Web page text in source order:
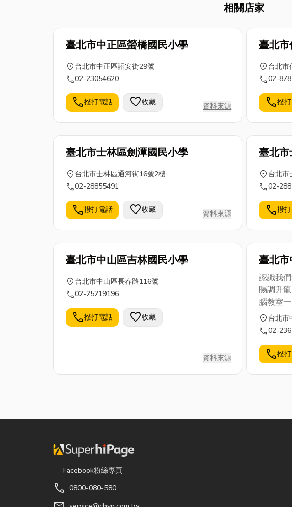
末還會...
上的墊片種類繁多，包括非石
等，每一...
相關店家
臺北市中正區螢橋國民小學
location_on 台北市中正區詔安街29號
call02-23054620
call撥打電話 favorite收藏 資料來源
臺北
location_on 台北市
call02-
call撥
臺北市士林區劍潭國民小學
location_on 台北市士林區通河街16號2樓
call02-28855491
call撥打電話 favorite收藏 資料來源
臺北
location_on 台北市
call02-
call撥
臺北市中山區吉林國民小學
location_on 台北市中山區長春路116號
call02-25219196
call撥打電話 favorite收藏
資料來源
臺北
認識我
賜調升
腦教室
立。首
訊網首
http://
楊銘雄
成舊電
88.8張
為骨幹
提供學
工程與
location_on 台北市
call02-
call撥
Facebook粉絲專頁
call 0800-080-580